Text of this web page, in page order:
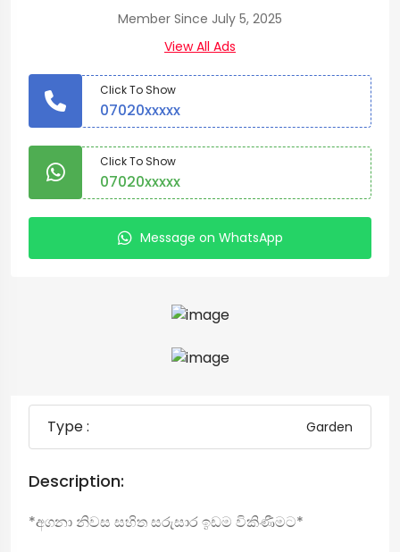
Member Since July 5, 2025
View All Ads
Click To Show
07020xxxxx
Click To Show
07020xxxxx
Message on WhatsApp
Type : Garden
Description:
*අගනා නිවස සහිත සරුසාර ඉඩම විකිණීමට*